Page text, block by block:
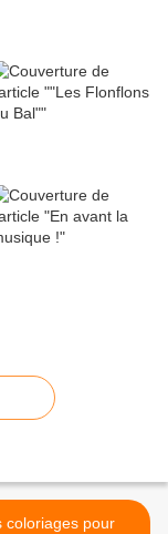
coloriages pour